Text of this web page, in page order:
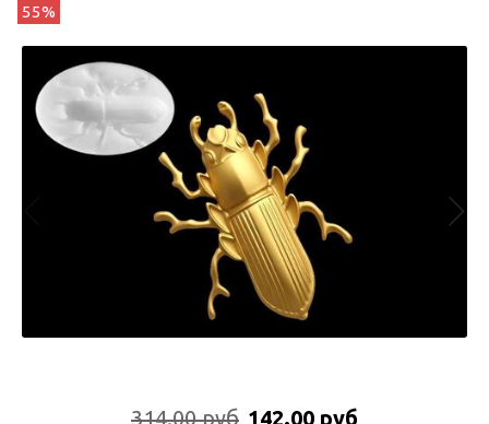
55%
314.00 руб 142.00 руб